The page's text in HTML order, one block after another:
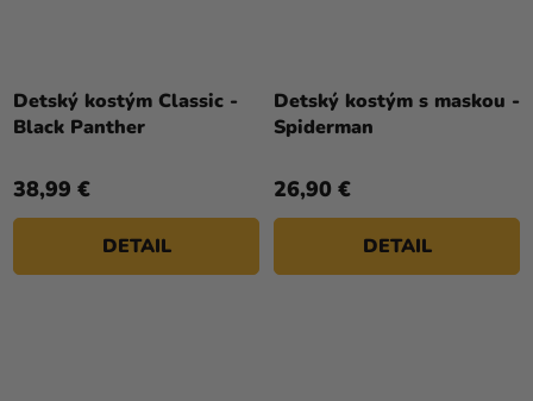
Detský kostým Classic -
Black Panther
38,99 €
DETAIL
Detský kostým s maskou -
Spiderman
26,90 €
DETAIL